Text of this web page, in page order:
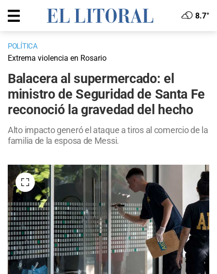
8.7°
POLÍTICA
Extrema violencia en Rosario
Balacera al supermercado: el
ministro de Seguridad de Santa Fe
reconoció la gravedad del hecho
Alto impacto generó el ataque a tiros al comercio de la
familia de la esposa de Messi.